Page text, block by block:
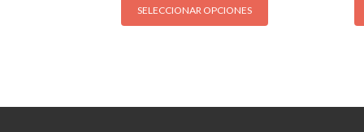
SELECCIONAR OPCIONES
opciones